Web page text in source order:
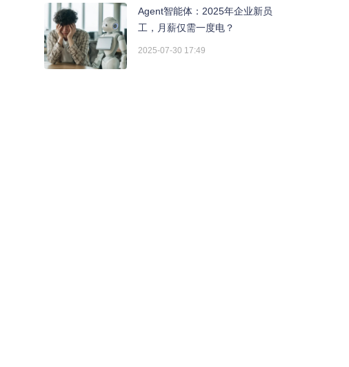
Agent智能体：2025年企业新员
工，月薪仅需一度电？
2025-07-30 17:49